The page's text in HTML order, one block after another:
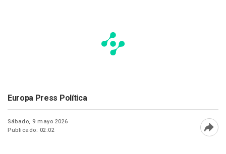
Europa Press Política
Sábado, 9 mayo 2026
Publicado: 02:02